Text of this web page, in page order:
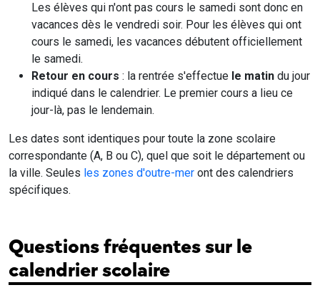
Les élèves qui n'ont pas cours le samedi sont donc en
vacances dès le vendredi soir. Pour les élèves qui ont
cours le samedi, les vacances débutent officiellement
le samedi.
Retour en cours : la rentrée s'effectue le matin du jour
indiqué dans le calendrier. Le premier cours a lieu ce
jour-là, pas le lendemain.
Les dates sont identiques pour toute la zone scolaire
correspondante (A, B ou C), quel que soit le département ou
la ville. Seules les zones d'outre-mer ont des calendriers
spécifiques.
Questions fréquentes sur le
calendrier scolaire